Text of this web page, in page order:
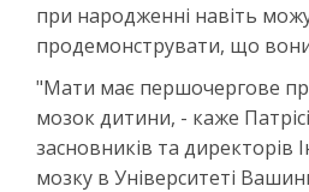
при народженні навіть
продемонструвати, що
"Мати має першочергове
мозок дитини, - каже
засновників та директорів
мозку в Університеті